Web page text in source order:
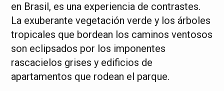
en Brasil, es una experiencia de contrastes.
La exuberante vegetación verde y los árboles
tropicales que bordean los caminos ventosos
son eclipsados por los imponentes
rascacielos grises y edificios de
apartamentos que rodean el parque.